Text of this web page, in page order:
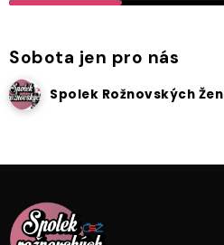
Sobota jen pro nás
Spolek Rožnovských Žen